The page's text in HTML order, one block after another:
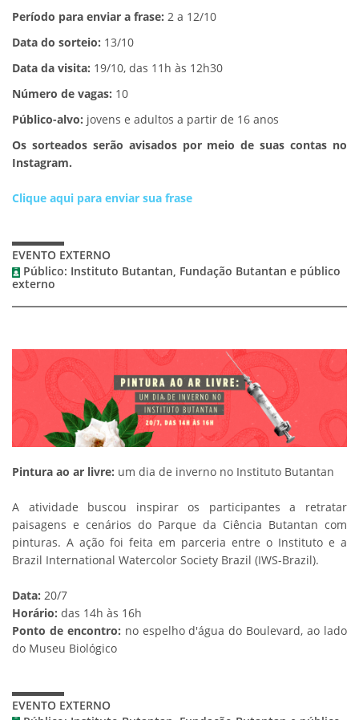
Período para enviar a frase: 2 a 12/10
Data do sorteio: 13/10
Data da visita: 19/10, das 11h às 12h30
Número de vagas: 10
Público-alvo: jovens e adultos a partir de 16 anos
Os sorteados serão avisados por meio de suas contas no
Instagram.
Clique aqui para enviar sua frase
EVENTO EXTERNO
Público: Instituto Butantan, Fundação Butantan e público
externo
Pintura ao ar livre: um dia de inverno no Instituto Butantan
A atividade buscou inspirar os participantes a retratar
paisagens e cenários do Parque da Ciência Butantan com
pinturas. A ação foi feita em parceria entre o Instituto e a
Brazil International Watercolor Society Brazil (IWS-Brazil).
Data: 20/7
Horário: das 14h às 16h
Ponto de encontro: no espelho d'água do Boulevard, ao lado
do Museu Biológico
EVENTO EXTERNO